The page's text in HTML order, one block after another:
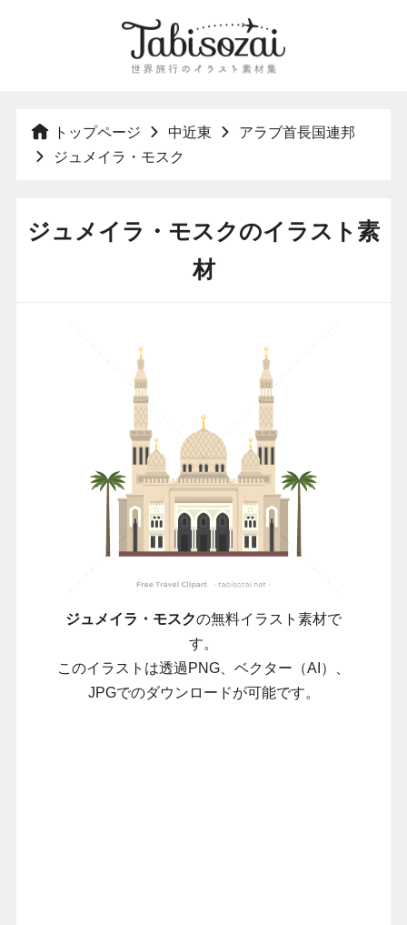
トップページ 中近東
アラブ首長国連邦
ジュメイラ・モスク
ジュメイラ・モスクのイラスト素
材
ジュメイラ・モスクの無料イラスト素材で
す。
このイラストは透過PNG、ベクター（AI）、
JPGでのダウンロードが可能です。